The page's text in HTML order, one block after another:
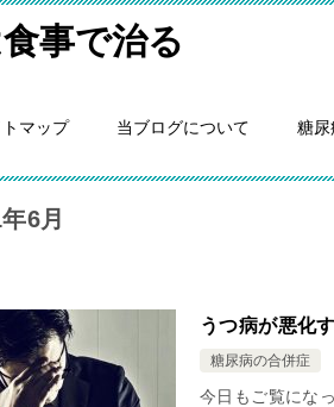
事で治る
マップ 当ブログについて 糖尿
6月
うつ病が悪化
糖尿病の合併症
今日もご覧にな